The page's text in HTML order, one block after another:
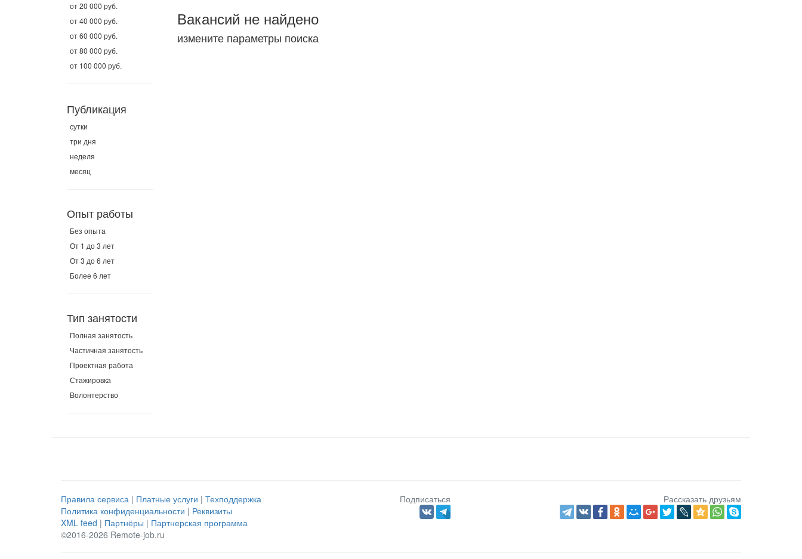
от 20 000 руб.
от 40 000 руб.
от 60 000 руб.
от 80 000 руб.
от 100 000 руб.
Публикация
сутки
три дня
неделя
месяц
Опыт работы
Без опыта
От 1 до 3 лет
От 3 до 6 лет
Более 6 лет
Тип занятости
Полная занятость
Частичная занятость
Проектная работа
Стажировка
Волонтерство
Вакансий не найдено
измените параметры поиска
Правила сервиса | Платные услуги | Техподдержка
Политика конфиденциальности | Реквизиты
XML feed | Партнёры | Партнерская программа
©2016-2026 Remote-job.ru
Подписаться Рассказать друзьям